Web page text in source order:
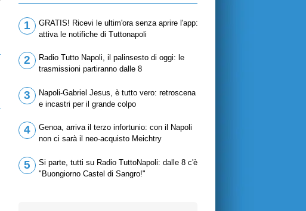
1
GRATIS! Ricevi le ultim'ora senza aprire l'app:
attiva le notifiche di Tuttonapoli
2
Radio Tutto Napoli, il palinsesto di oggi: le
trasmissioni partiranno dalle 8
3
Napoli-Gabriel Jesus, è tutto vero: retroscena
e incastri per il grande colpo
4
Genoa, arriva il terzo infortunio: con il Napoli
non ci sarà il neo-acquisto Meichtry
5
Si parte, tutti su Radio TuttoNapoli: dalle 8 c'è
"Buongiorno Castel di Sangro!"